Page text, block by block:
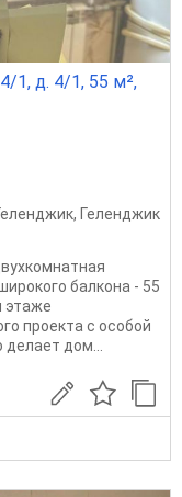
1, д. 4/1, 55 м²,
, Геленджик
балкона - 55
этаже
проекта с особой
дом...